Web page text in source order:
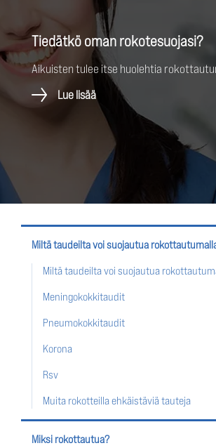
Tiedätkö oman rokotesuojasi?
Aikuisten tulee itse huolehtia
Lue lisää
Miltä taudeilta voi suojautua
Miltä taudeilta voi suojautua
Meningokokkitaudit
Pneumokokkitaudit
Korona
Rsv
Muita rokotteilla ehkäistäviä tauteja
Miksi rokottautua?